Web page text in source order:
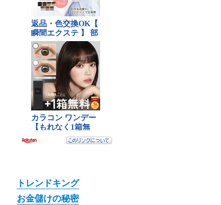
トレンドキング
お金儲けの秘密